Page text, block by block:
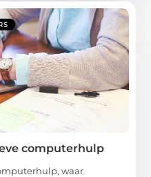
computerhulp
waar